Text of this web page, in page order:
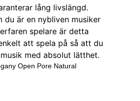
Open Pore Natural